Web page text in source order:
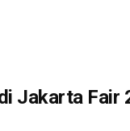
Jakarta Fair